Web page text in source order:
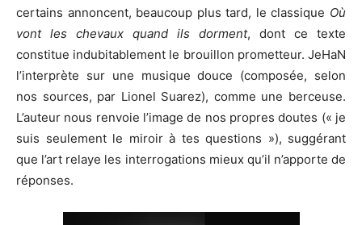
certains annoncent, beaucoup plus tard, le classique Où
vont les chevaux quand ils dorment, dont ce texte
constitue indubitablement le brouillon prometteur. JeHaN
l’interprète sur une musique douce (composée, selon
nos sources, par Lionel Suarez), comme une berceuse.
L’auteur nous renvoie l’image de nos propres doutes (« je
suis seulement le miroir à tes questions »), suggérant
que l’art relaye les interrogations mieux qu’il n’apporte de
réponses.